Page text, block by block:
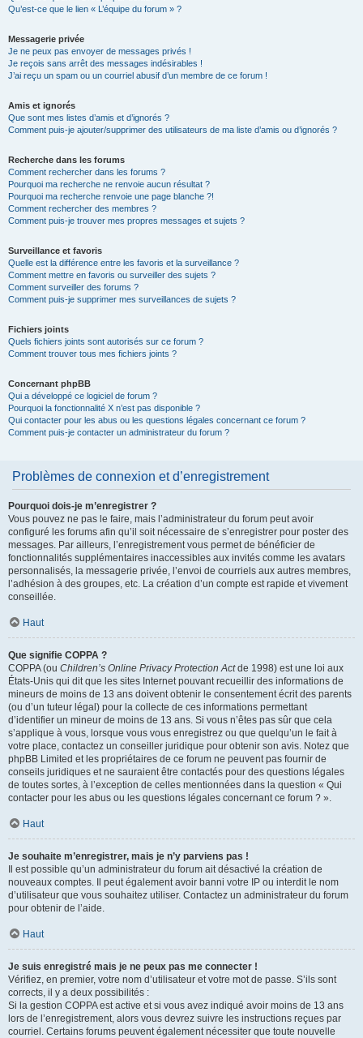
Qu’est-ce que le lien « L’équipe du forum » ?
Messagerie privée
Je ne peux pas envoyer de messages privés !
Je reçois sans arrêt des messages indésirables !
J’ai reçu un spam ou un courriel abusif d’un membre de ce forum !
Amis et ignorés
Que sont mes listes d’amis et d’ignorés ?
Comment puis-je ajouter/supprimer des utilisateurs de ma liste d’amis ou d’ignorés ?
Recherche dans les forums
Comment rechercher dans les forums ?
Pourquoi ma recherche ne renvoie aucun résultat ?
Pourquoi ma recherche renvoie une page blanche ?!
Comment rechercher des membres ?
Comment puis-je trouver mes propres messages et sujets ?
Surveillance et favoris
Quelle est la différence entre les favoris et la surveillance ?
Comment mettre en favoris ou surveiller des sujets ?
Comment surveiller des forums ?
Comment puis-je supprimer mes surveillances de sujets ?
Fichiers joints
Quels fichiers joints sont autorisés sur ce forum ?
Comment trouver tous mes fichiers joints ?
Concernant phpBB
Qui a développé ce logiciel de forum ?
Pourquoi la fonctionnalité X n’est pas disponible ?
Qui contacter pour les abus ou les questions légales concernant ce forum ?
Comment puis-je contacter un administrateur du forum ?
Problèmes de connexion et d’enregistrement
Pourquoi dois-je m’enregistrer ?
Vous pouvez ne pas le faire, mais l’administrateur du forum peut avoir
configuré les forums afin qu’il soit nécessaire de s’enregistrer pour poster des
messages. Par ailleurs, l’enregistrement vous permet de bénéficier de
fonctionnalités supplémentaires inaccessibles aux invités comme les avatars
personnalisés, la messagerie privée, l’envoi de courriels aux autres membres,
l’adhésion à des groupes, etc. La création d’un compte est rapide et vivement
conseillée.
Haut
Que signifie COPPA ?
COPPA (ou Children’s Online Privacy Protection Actde 1998) est une loi aux
États-Unis qui dit que les sites Internet pouvant recueillir des informations de
mineurs de moins de 13 ans doivent obtenir le consentement écrit des parents
(ou d’un tuteur légal) pour la collecte de ces informations permettant
d’identifier un mineur de moins de 13 ans. Si vous n’êtes pas sûr que cela
s’applique à vous, lorsque vous vous enregistrez ou que quelqu’un le fait à
votre place, contactez un conseiller juridique pour obtenir son avis. Notez que
phpBB Limited et les propriétaires de ce forum ne peuvent pas fournir de
conseils juridiques et ne sauraient être contactés pour des questions légales
de toutes sortes, à l’exception de celles mentionnées dans la question « Qui
contacter pour les abus ou les questions légales concernant ce forum ? ».
Haut
Je souhaite m’enregistrer, mais je n’y parviens pas !
Il est possible qu’un administrateur du forum ait désactivé la création de
nouveaux comptes. Il peut également avoir banni votre IP ou interdit le nom
d’utilisateur que vous souhaitez utiliser. Contactez un administrateur du forum
pour obtenir de l’aide.
Haut
Je suis enregistré mais je ne peux pas me connecter !
Vérifiez, en premier, votre nom d’utilisateur et votre mot de passe. S’ils sont
corrects, il y a deux possibilités :
Si la gestion COPPA est active et si vous avez indiqué avoir moins de 13 ans
lors de l’enregistrement, alors vous devrez suivre les instructions reçues par
courriel. Certains forums peuvent également nécessiter que toute nouvelle